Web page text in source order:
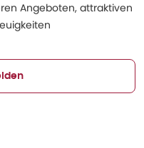
Angeboten, attraktiven